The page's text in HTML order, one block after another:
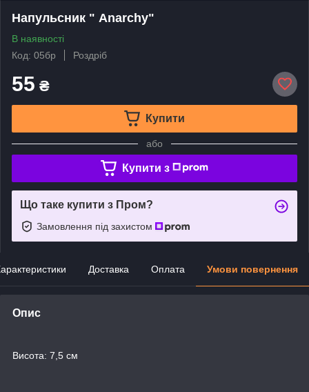
Напульсник " Anarchy"
В наявності
Код: 05бр
Роздріб
55 ₴
Купити
або
Купити з
Що таке купити з Пром?
Замовлення під захистом
Доставка Оплата Умови повернення
Опис
Висота: 7,5 см